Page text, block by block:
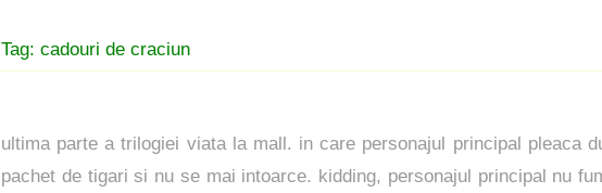
Tag: cadouri de craciun
ultima parte a trilogiei viata la mall. in care personajul principal pleaca
pachet de tigari si nu se mai intoarce. kidding, personajul principal nu